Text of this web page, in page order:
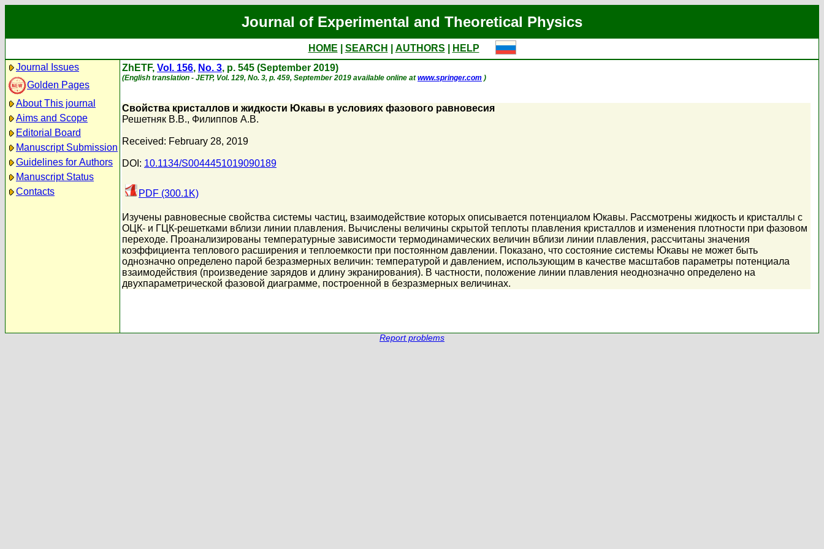
Journal of Experimental and Theoretical Physics
HOME SEARCH AUTHORS
HELP
Journal Issues
Golden Pages
About This journal
Aims and Scope
Editorial Board
Manuscript Submission
Guidelines for Authors
Manuscript Status
Contacts
ZhETF, Vol. 156, No. 3, p. 545 (September 2019)
(English translation - JETP, Vol. 129, No. 3, p. 459, September 2019 available online atwww.springer.com )
Свойства кристаллов и жидкости Юкавы в условиях фазового равновесия
Решетняк В.В., Филиппов А.В.
Received: February 28, 2019
DOI: 10.1134/S0044451019090189
PDF (300.1K)
Изучены равновесные свойства системы частиц, взаимодействие которых описывается потенциалом Юкавы. Рассмотрены жидкость и кристаллы с
ОЦК- и ГЦК-решетками вблизи линии плавления. Вычислены величины скрытой теплоты плавления кристаллов и изменения плотности при фазовом
переходе. Проанализированы температурные зависимости термодинамических величин вблизи линии плавления, рассчитаны значения
коэффициента теплового расширения и теплоемкости при постоянном давлении. Показано, что состояние системы Юкавы не может быть
однозначно определено парой безразмерных величин: температурой и давлением, использующим в качестве масштабов параметры потенциала
взаимодействия (произведение зарядов и длину экранирования). В частности, положение линии плавления неоднозначно определено на
двухпараметрической фазовой диаграмме, построенной в безразмерных величинах.
Report problems